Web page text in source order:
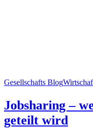
Gesellschafts Blog
Jobsharing –
geteilt wird